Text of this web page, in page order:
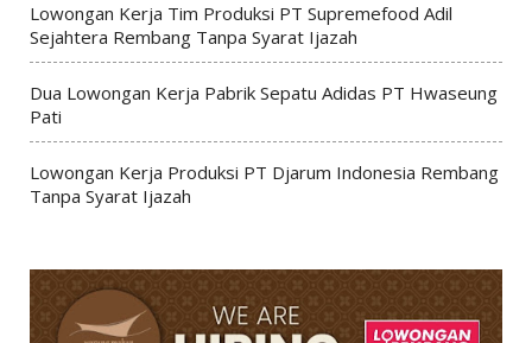
Lowongan Kerja Tim Produksi PT Supremefood Adil
Sejahtera Rembang Tanpa Syarat Ijazah
Dua Lowongan Kerja Pabrik Sepatu Adidas PT Hwaseung
Pati
Lowongan Kerja Produksi PT Djarum Indonesia Rembang
Tanpa Syarat Ijazah